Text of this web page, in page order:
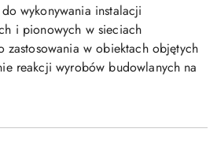
wykonywania instalacji
i pionowych w sieciach
zastosowania w obiektach objętych
reakcji wyrobów budowlanych na